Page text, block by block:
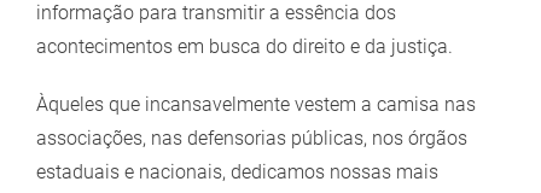
informação para transmitir a essência dos
acontecimentos em busca do direito e da justiça.
Àqueles que incansavelmente vestem a camisa nas
associações, nas defensorias públicas, nos órgãos
estaduais e nacionais, dedicamos nossas mais